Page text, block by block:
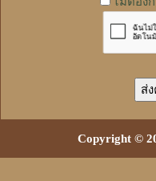
Copyright ©